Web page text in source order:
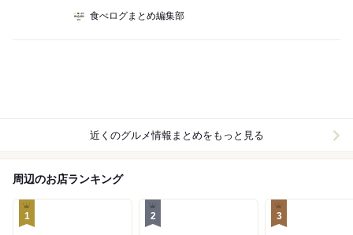
食べログまとめ編集部
近くのグルメ情報まとめをもっと見る
周辺のお店ランキング
1 2 3